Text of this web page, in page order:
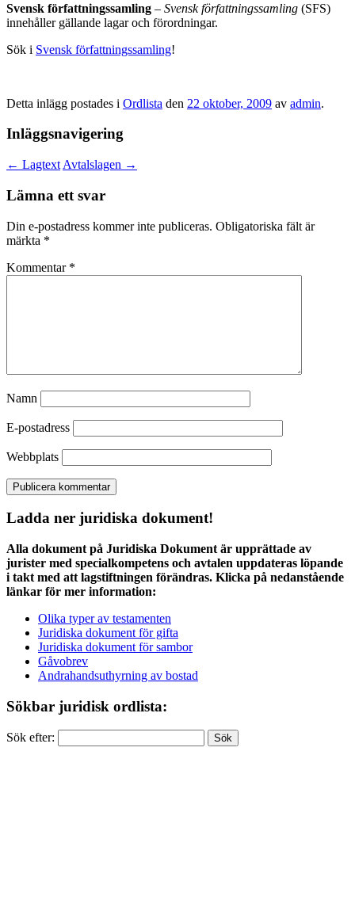
Svensk författningssamling – Svensk författningssamling (SFS)
innehåller gällande lagar och förordningar.
Sök i Svensk författningssamling!
Detta inlägg postades i Ordlista den 22 oktober, 2009 av admin.
Inläggsnavigering
← Lagtext Avtalslagen →
Lämna ett svar
Din e-postadress kommer inte publiceras. Obligatoriska fält är
märkta *
Kommentar *
Namn
E-postadress
Webbplats
Ladda ner juridiska dokument!
Alla dokument på Juridiska Dokument är upprättade av
jurister med specialkompetens och avtalen uppdateras löpande
i takt med att lagstiftningen förändras. Klicka på nedanstående
länkar för mer information:
Olika typer av testamenten
Juridiska dokument för gifta
Juridiska dokument för sambor
Gåvobrev
Andrahandsuthyrning av bostad
Sökbar juridisk ordlista:
Sök efter: